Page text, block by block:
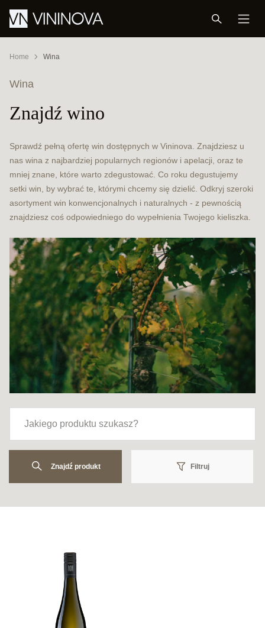
Home Wina
Wina
Znajdź wino
Sprawdź pełną ofertę win dostępnych w Vininova. Znajdziesz u
nas wina z najbardziej popularnych regionów i apelacji, oraz te
mniej znane, które warto zdegustować. Co roku degustujemy
setki win, by wybrać te, którymi chcemy się dzielić. Odkryj szeroki
asortyment win konwencjonalnych i naturalnych - z pewnością
znajdziesz coś odpowiedniego do wypełnienia Twojego kieliszka.
Znajdź produkt Filtruj